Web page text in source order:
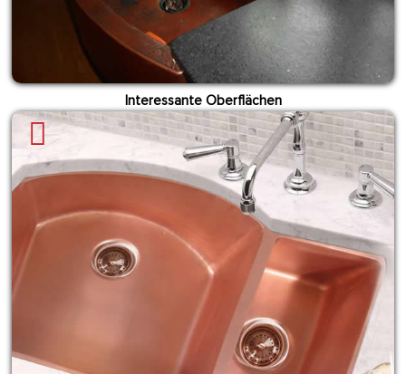
Interessante Oberflächen